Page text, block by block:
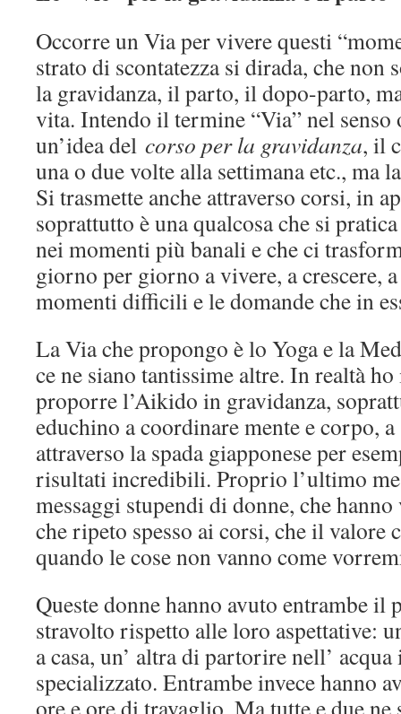
Occorre un Via per vivere questi
strato di scontatezza si dirada, che non
la gravidanza, il parto, il dopo-parto,
vita. Intendo il termine “Via” nel
un’idea del corso per la gravidanza, il
una o due volte alla settimana etc., ma
Si trasmette anche attraverso corsi, in
soprattutto è una qualcosa che si
nei momenti più banali e che ci
giorno per giorno a vivere, a crescere,
momenti difficili e le domande che in
La Via che propongo è lo Yoga e la
ce ne siano tantissime altre. In realtà
proporre l’Aikido in gravidanza,
educhino a coordinare mente e corpo,
attraverso la spada giapponese per
risultati incredibili. Proprio l’ultimo
messaggi stupendi di donne, che
che ripeto spesso ai corsi, che il valore
quando le cose non vanno come
Queste donne hanno avuto entrambe il
stravolto rispetto alle loro aspettative:
a casa, un’ altra di partorire nell’
specializzato. Entrambe invece hanno
ore e ore di travaglio. Ma tutte e due ne